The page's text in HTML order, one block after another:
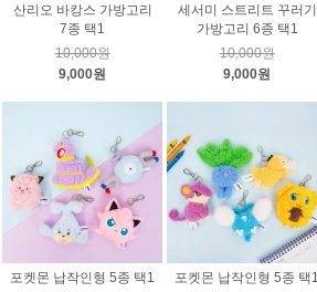
산리오 바캉스 가방고리
7종 택1
10,000원
9,000원
세서미 스트리트 꾸러기
가방고리 6종 택1
10,000원
9,000원
포켓몬 납작인형 5종 택1
포켓몬 납작인형 5종 택1